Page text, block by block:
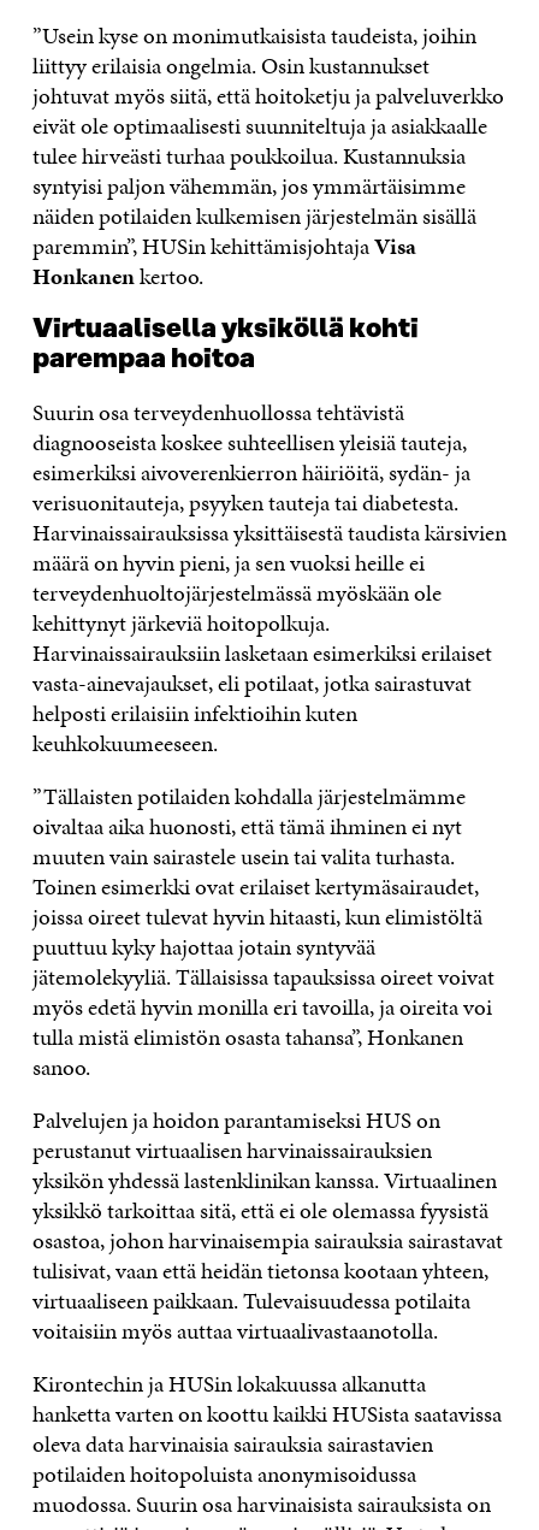
”Usein kyse on monimutkaisista taudeista, joihin
liittyy erilaisia ongelmia. Osin kustannukset
johtuvat myös siitä, että hoitoketju ja palveluverkko
eivät ole optimaalisesti suunniteltuja ja asiakkaalle
tulee hirveästi turhaa poukkoilua. Kustannuksia
syntyisi paljon vähemmän, jos ymmärtäisimme
näiden potilaiden kulkemisen järjestelmän sisällä
paremmin”, HUSin kehittämisjohtajaVisa
Honkanenkertoo.
Virtuaalisella yksiköllä kohti
parempaa hoitoa
Suurin osa terveydenhuollossa tehtävistä
diagnooseista koskee suhteellisen yleisiä tauteja,
esimerkiksi aivoverenkierron häiriöitä, sydän- ja
verisuonitauteja, psyyken tauteja tai diabetesta.
Harvinaissairauksissa yksittäisestä taudista kärsivien
määrä on hyvin pieni, ja sen vuoksi heille ei
terveydenhuoltojärjestelmässä myöskään ole
kehittynyt järkeviä hoitopolkuja.
Harvinaissairauksiin lasketaan esimerkiksi erilaiset
vasta-ainevajaukset, eli potilaat, jotka sairastuvat
helposti erilaisiin infektioihin kuten
keuhkokuumeeseen.
”Tällaisten potilaiden kohdalla järjestelmämme
oivaltaa aika huonosti, että tämä ihminen ei nyt
muuten vain sairastele usein tai valita turhasta.
Toinen esimerkki ovat erilaiset kertymäsairaudet,
joissa oireet tulevat hyvin hitaasti, kun elimistöltä
puuttuu kyky hajottaa jotain syntyvää
jätemolekyyliä. Tällaisissa tapauksissa oireet voivat
myös edetä hyvin monilla eri tavoilla, ja oireita voi
tulla mistä elimistön osasta tahansa”, Honkanen
sanoo.
Palvelujen ja hoidon parantamiseksi HUS on
perustanut virtuaalisen harvinaissairauksien
yksikön yhdessä lastenklinikan kanssa. Virtuaalinen
yksikkö tarkoittaa sitä, että ei ole olemassa fyysistä
osastoa, johon harvinaisempia sairauksia sairastavat
tulisivat, vaan että heidän tietonsa kootaan yhteen,
virtuaaliseen paikkaan. Tulevaisuudessa potilaita
voitaisiin myös auttaa virtuaalivastaanotolla.
Kirontechin ja HUSin lokakuussa alkanutta
hanketta varten on koottu kaikki HUSista saatavissa
oleva data harvinaisia sairauksia sairastavien
potilaiden hoitopoluista anonymisoidussa
muodossa. Suurin osa harvinaisista sairauksista on